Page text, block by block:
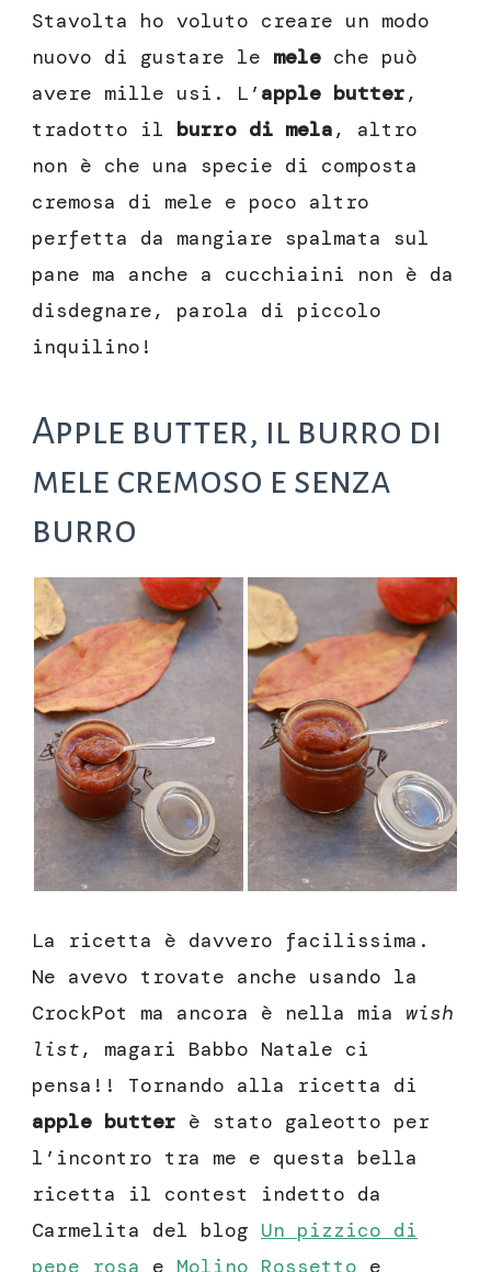
Stavolta ho voluto creare un modo
nuovo di gustare le mele che può
avere mille usi. L’ apple butter,
tradotto il burro di mela, altro
non è che una specie di composta
cremosa di mele e poco altro
perfetta da mangiare spalmata sul
pane ma anche a cucchiaini non è da
disdegnare, parola di piccolo
inquilino!
Apple butter, il burro di
mele cremoso e senza
burro
La ricetta è davvero facilissima.
Ne avevo trovate anche usando la
CrockPot ma ancora è nella mia wish
list, magari Babbo Natale ci
pensa!! Tornando alla ricetta di
apple butter è stato galeotto per
l’incontro tra me e questa bella
ricetta il contest indetto da
Carmelita del blog Un pizzico di
pepe rosa e Molino Rossetto e